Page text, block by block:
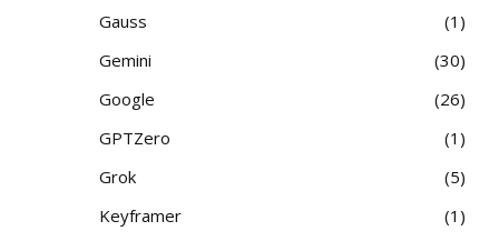
Gauss
1
Gemini
30
Google
26
GPTZero
1
Grok
5
Keyframer
1